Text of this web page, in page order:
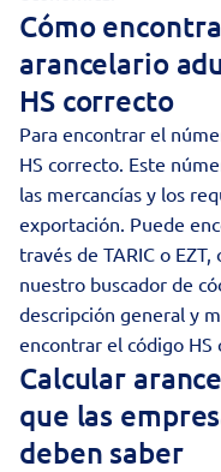
Cómo
arancelario
HS correcto
Para encontrar el
HS correcto. Este
las mercancías y los
exportación. Puede
través de TARIC o
nuestro buscador de
descripción general y
encontrar el código HS
Calcular
que las
deben saber